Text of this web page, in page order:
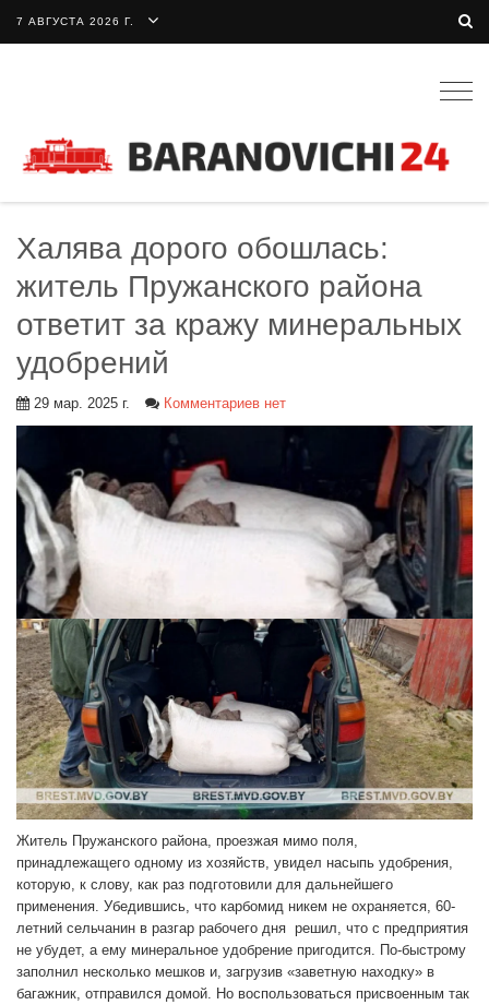
7 АВГУСТА 2026 Г.
Халява дорого обошлась:
житель Пружанского района
ответит за кражу минеральных
удобрений
29 мар. 2025 г. Комментариев нет
Житель Пружанского района, проезжая мимо поля,
принадлежащего одному из хозяйств, увидел насыпь удобрения,
которую, к слову, как раз подготовили для дальнейшего
применения. Убедившись, что карбомид никем не охраняется, 60-
летний сельчанин в разгар рабочего дня решил, что с предприятия
не убудет, а ему минеральное удобрение пригодится. По-быстрому
заполнил несколько мешков и, загрузив «заветную находку» в
багажник, отправился домой. Но воспользоваться присвоенным так